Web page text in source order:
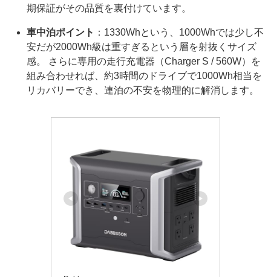
期保証がその品質を裏付けています。
車中泊ポイント ：1330Whという、1000Whでは少し不
安だが2000Wh級は重すぎるという層を射抜くサイズ
感。 さらに専用の走行充電器（Charger S / 560W）を
組み合わせれば、約3時間のドライブで1000Wh相当を
リカバリーでき、連泊の不安を物理的に解消します。